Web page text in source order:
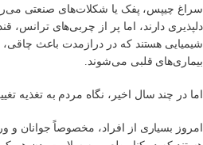
سراغ چیپس، پفک یا شکلات‌های صنعتی
دلپذیری دارند، اما پر از چربی‌های ترانس،
شیمیایی هستند که در درازمدت باعث
بیماری‌های قلبی می‌شوند.
اما در چند سال اخیر، نگاه مردم به تغذیه
امروز بسیاری از افراد، مخصوصاً جوانان و